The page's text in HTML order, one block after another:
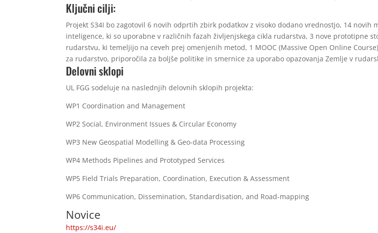
Ključni cilji:
Projekt S34I bo zagotovil 6 novih odprtih zbirk podatkov z visoko dodano vrednostjo, 14
inteligence, ki so uporabne v različnih fazah življenjskega cikla rudarstva, 3 nove prototipne
rudarstvu, ki temeljijo na ceveh prej omenjenih metod, 1 MOOC (Massive Open Online
za rudarstvo, priporočila za boljše politike in smernice za uporabo opazovanja Zemlje v
Delovni sklopi
UL FGG sodeluje na naslednjih delovnih sklopih projekta:
WP1 Coordination and Management
WP2 Social, Environment Issues & Circular Economy
WP3 New Geospatial Modelling & Geo-data Processing
WP4 Methods Pipelines and Prototyped Services
WP5 Field Trials Preparation, Coordination, Execution & Assessment
WP6 Communication, Dissemination, Standardisation, and Road-mapping
Novice
https://s34i.eu/